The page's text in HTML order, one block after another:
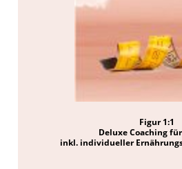
Figur 1:1
Deluxe Coaching
inkl. individueller